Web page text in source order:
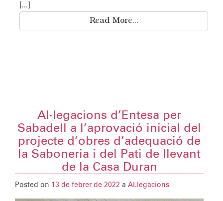
[...]
Read More...
Al·legacions d’Entesa per
Sabadell a l’aprovació inicial del
projecte d’obres d’adequació de
la Saboneria i del Pati de llevant
de la Casa Duran
Posted on 13 de febrer de 2022 a Al.legacions